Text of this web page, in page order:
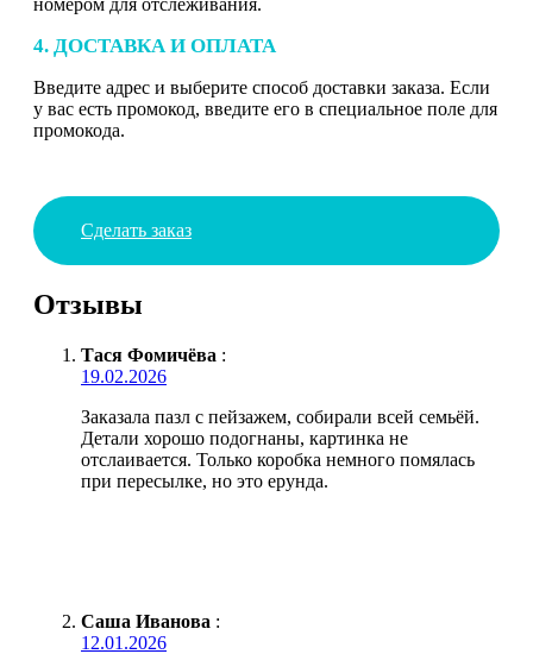
4. ДОСТАВКА И ОПЛАТА
Введите адрес и выберите способ доставки заказа. Если
у вас есть промокод, введите его в специальное поле для
промокода.
Сделать заказ
Отзывы
Тася Фомичёва :
19.02.2026
Заказала пазл с пейзажем, собирали всей семьёй.
Детали хорошо подогнаны, картинка не
отслаивается. Только коробка немного помялась
при пересылке, но это ерунда.
Саша Иванова :
12.01.2026